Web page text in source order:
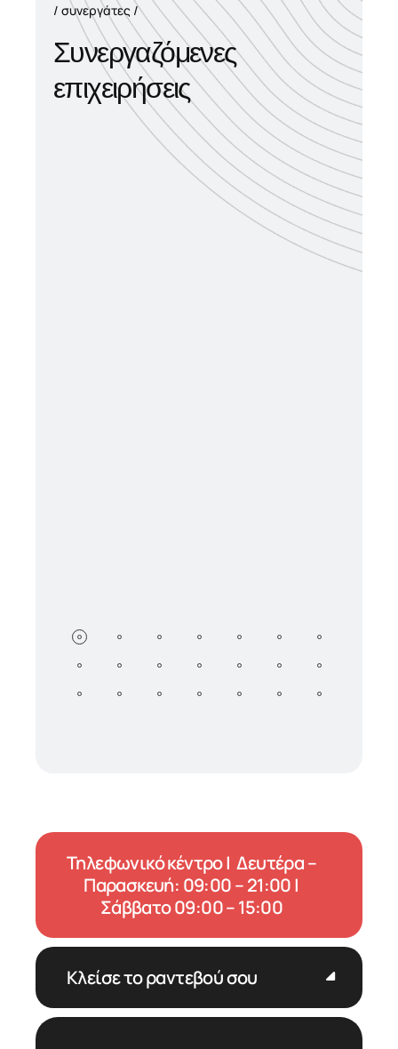
συνεργάτες
Συνεργαζόμενες
επιχειρήσεις
Τηλεφωνικό κέντρο | Δευτέρα –
Παρασκευή: 09:00 – 21:00 |
Σάββατο 09:00 – 15:00
Κλείσε το ραντεβού σου